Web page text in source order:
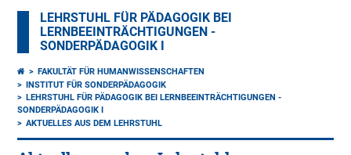
LEHRSTUHL FÜR PÄDAGOGIK BEI
LERNBEEINTRÄCHTIGUNGEN -
SONDERPÄDAGOGIK I
FAKULTÄT FÜR HUMANWISSENSCHAFTEN
INSTITUT FÜR SONDERPÄDAGOGIK
LEHRSTUHL FÜR PÄDAGOGIK BEI LERNBEEINTRÄCHTIGUNGEN -
SONDERPÄDAGOGIK I
AKTUELLES AUS DEM LEHRSTUHL